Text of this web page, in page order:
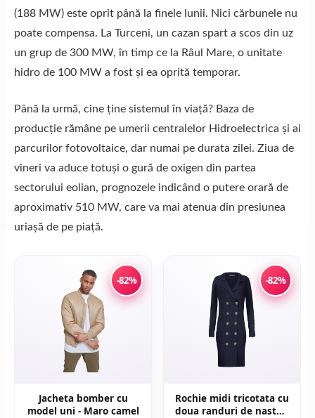
(188 MW) este oprit până la finele lunii. Nici cărbunele nu
poate compensa. La Turceni, un cazan spart a scos din uz
un grup de 300 MW, în timp ce la Râul Mare, o unitate
hidro de 100 MW a fost și ea oprită temporar.
Până la urmă, cine ține sistemul în viață? Baza de
producție rămâne pe umerii centralelor Hidroelectrica și ai
parcurilor fotovoltaice, dar numai pe durata zilei. Ziua de
vineri va aduce totuși o gură de oxigen din partea
sectorului eolian, prognozele indicând o putere orară de
aproximativ 510 MW, care va mai atenua din presiunea
uriașă de pe piață.
-82%
Jacheta bomber cu
model uni - Maro camel
-82%
Rochie midi tricotata cu
doua randuri de nasturi